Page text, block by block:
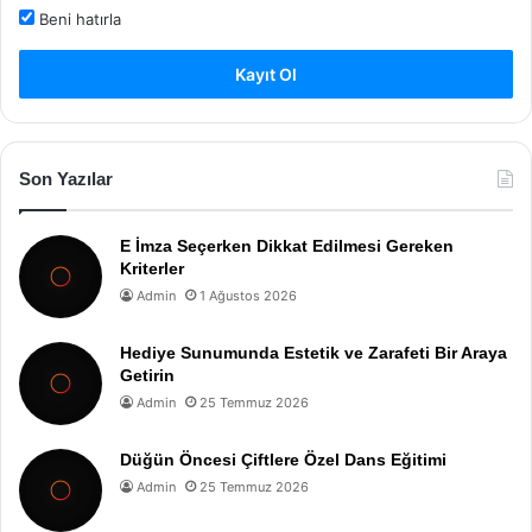
Beni hatırla
Kayıt Ol
Son Yazılar
E İmza Seçerken Dikkat Edilmesi Gereken
Kriterler
Admin 1 Ağustos 2026
Hediye Sunumunda Estetik ve Zarafeti Bir Araya
Getirin
Admin 25 Temmuz 2026
Düğün Öncesi Çiftlere Özel Dans Eğitimi
Admin 25 Temmuz 2026